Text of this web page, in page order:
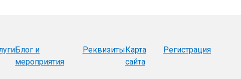
Блог и
мероприятия
РеквизитыКарта
сайта
Регистрация